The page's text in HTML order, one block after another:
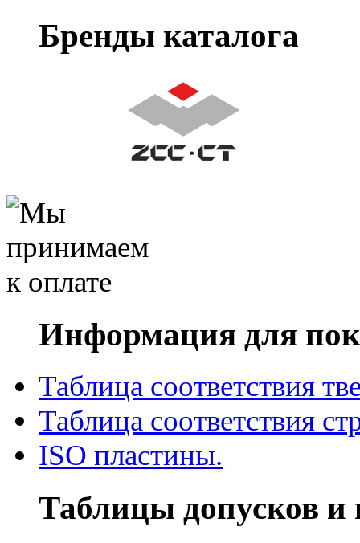
Бренды каталога
Информация для
Таблица соответствия
Таблица соответствия
ISO пластины.
Таблицы допусков и